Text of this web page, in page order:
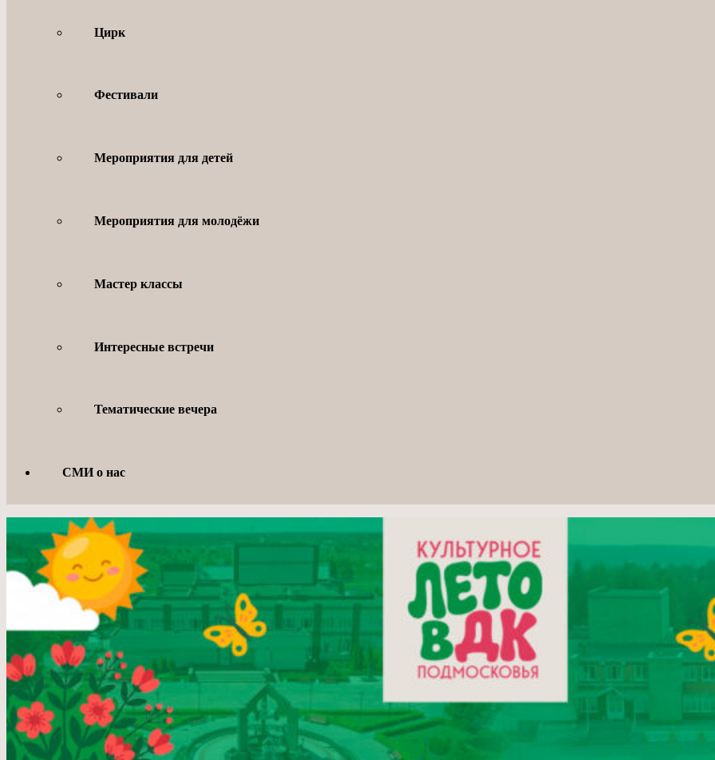
Цирк
Фестивали
Мероприятия для детей
Мероприятия для молодёжи
Мастер классы
Интересные встречи
Тематические вечера
СМИ о нас